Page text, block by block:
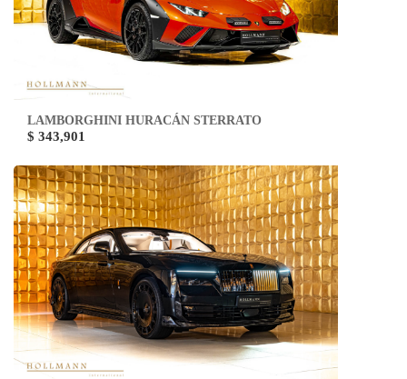
LAMBORGHINI HURACÁN STERRATO
$ 343,901